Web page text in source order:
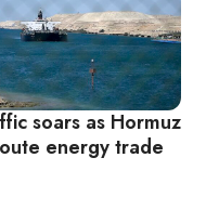
soars as Hormuz
energy trade